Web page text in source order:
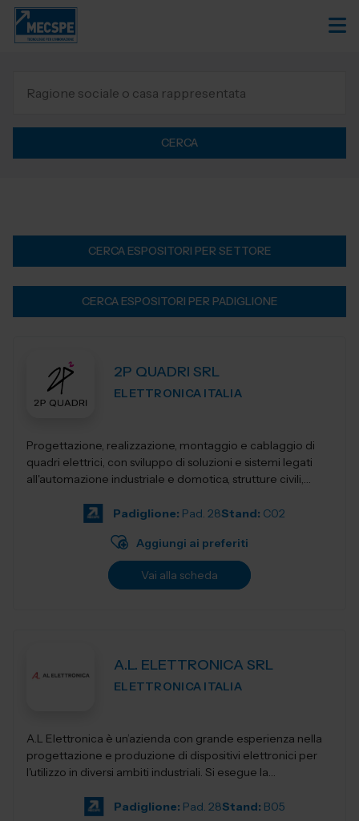
CERCA
CERCA ESPOSITORI PER SETTORE
CERCA ESPOSITORI PER PADIGLIONE
2P QUADRI SRL
ELETTRONICA ITALIA
Progettazione, realizzazione, montaggio e cablaggio di
quadri elettrici, con sviluppo di soluzioni e sistemi legati
all'automazione industriale e domotica, strutture civili,
Padiglione: Pad. 28Stand: C02
Aggiungi ai preferiti
Vai alla scheda
A.L. ELETTRONICA SRL
ELETTRONICA ITALIA
A.L Elettronica è un’azienda con grande esperienza nella
progettazione e produzione di dispositivi elettronici per
l'utilizzo in diversi ambiti industriali. Si esegue la
Padiglione: Pad. 28Stand: B05